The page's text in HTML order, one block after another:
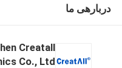
دربارهی ما
Creatall